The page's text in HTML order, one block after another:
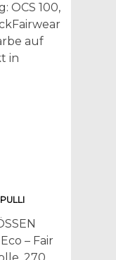
OCS 100,
auf
in
– Fair